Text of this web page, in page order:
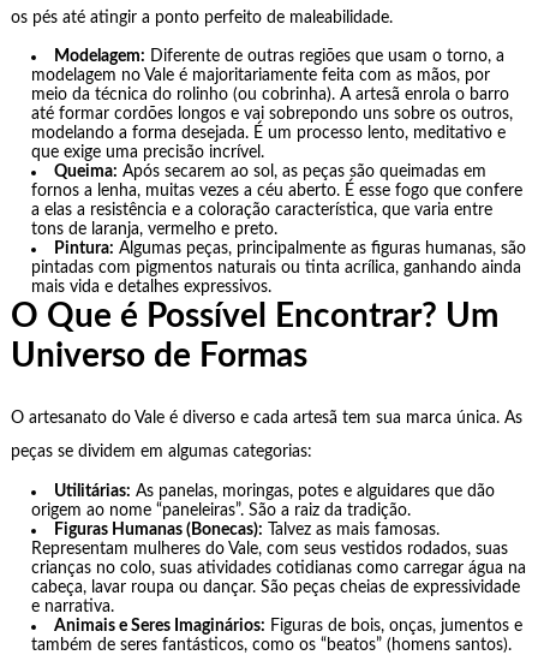
os pés até atingir a ponto perfeito de maleabilidade.
Modelagem: Diferente de outras regiões que usam o torno, a
modelagem no Vale é majoritariamente feita com as mãos, por
meio da técnica do rolinho (ou cobrinha). A artesã enrola o barro
até formar cordões longos e vai sobrepondo uns sobre os outros,
modelando a forma desejada. É um processo lento, meditativo e
que exige uma precisão incrível.
Queima: Após secarem ao sol, as peças são queimadas em
fornos a lenha, muitas vezes a céu aberto. É esse fogo que confere
a elas a resistência e a coloração característica, que varia entre
tons de laranja, vermelho e preto.
Pintura: Algumas peças, principalmente as figuras humanas, são
pintadas com pigmentos naturais ou tinta acrílica, ganhando ainda
mais vida e detalhes expressivos.
O Que é Possível Encontrar? Um
Universo de Formas
O artesanato do Vale é diverso e cada artesã tem sua marca única. As
peças se dividem em algumas categorias:
Utilitárias: As panelas, moringas, potes e alguidares que dão
origem ao nome “paneleiras”. São a raiz da tradição.
Figuras Humanas (Bonecas): Talvez as mais famosas.
Representam mulheres do Vale, com seus vestidos rodados, suas
crianças no colo, suas atividades cotidianas como carregar água na
cabeça, lavar roupa ou dançar. São peças cheias de expressividade
e narrativa.
Animais e Seres Imaginários: Figuras de bois, onças, jumentos e
também de seres fantásticos, como os “beatos” (homens santos).